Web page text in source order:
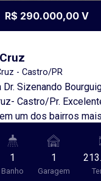
R$ 290.000,00 V
- Castro/PR
Dr. Sizenando
Pr. Excelente
um dos bairros mais
da cidade!
região familiar e
e praticidade.
bem
1
Banho
1
Garagem